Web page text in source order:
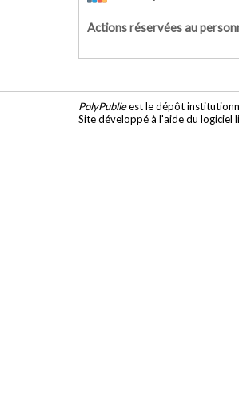
Actions réservées au
PolyPublieest le dépôt
Site développé à l'aide du logiciel